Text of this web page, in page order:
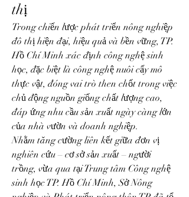
thị
Trong chiến lược phát triển nông nghiệp
đô thị hiện đại, hiệu quả và bền vững, TP.
Hồ Chí Minh xác định công nghệ sinh
học, đặc biệt là công nghệ nuôi cấy mô
thực vật, đóng vai trò then chốt trong việc
chủ động nguồn giống chất lượng cao,
đáp ứng nhu cầu sản xuất ngày càng lớn
của nhà vườn và doanh nghiệp.
Nhằm tăng cường liên kết giữa đơn vị
nghiên cứu – cơ sở sản xuất – người
trồng, vừa qua tại Trung tâm Công nghệ
sinh học TP. Hồ Chí Minh, Sở Nông